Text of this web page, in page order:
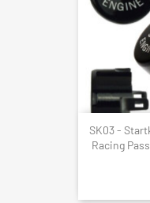
SK03 -
Racing